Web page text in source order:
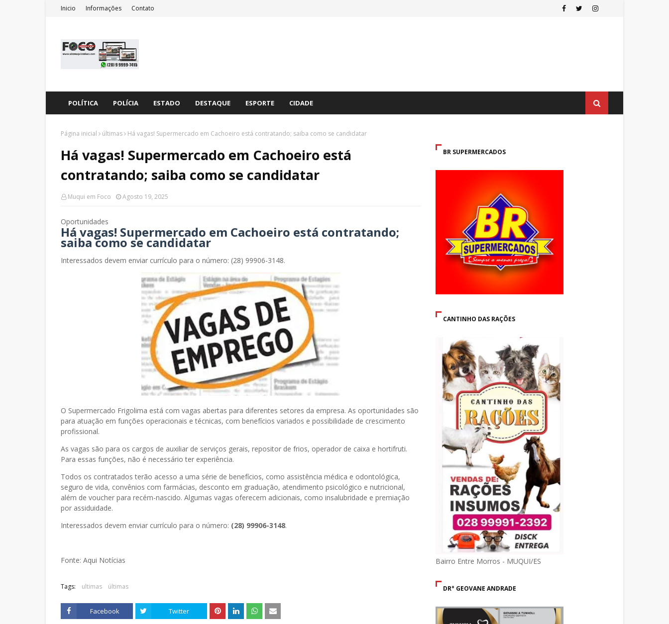
Inicio Informações Contato
POLÍTICA POLÍCIA ESTADO DESTAQUE ESPORTE CIDADE
Página inicial últimas Há vagas! Supermercado em Cachoeiro está contratando; saiba como se candidatar
Há vagas! Supermercado em Cachoeiro está
contratando; saiba como se candidatar
Muqui em Foco Agosto 19, 2025
Oportunidades
Há vagas! Supermercado em Cachoeiro está contratando;
saiba como se candidatar
Interessados devem enviar currículo para o número: (28) 99906-3148.
O Supermercado Frigolima está com vagas abertas para diferentes setores da empresa. As oportunidades são
para atuação em funções operacionais e técnicas, com benefícios variados e possibilidade de crescimento
profissional.
As vagas são para os cargos de auxiliar de serviços gerais, repositor de frios, operador de caixa e hortifruti.
Para essas funções, não é necessário ter experiência.
Todos os contratados terão acesso a uma série de benefícios, como assistência médica e odontológica,
seguro de vida, convênios com farmácias, desconto em graduação, atendimento psicológico e nutricional,
além de voucher para recém-nascido. Algumas vagas oferecem adicionais, como insalubridade e premiação
por assiduidade.
Interessados devem enviar currículo para o número: (28) 99906-3148.
Fonte: Aqui Notícias
Tags: ultimas últimas
Facebook Twitter
BR SUPERMERCADOS
CANTINHO DAS RAÇÕES
Bairro Entre Morros - MUQUI/ES
DR° GEOVANE ANDRADE